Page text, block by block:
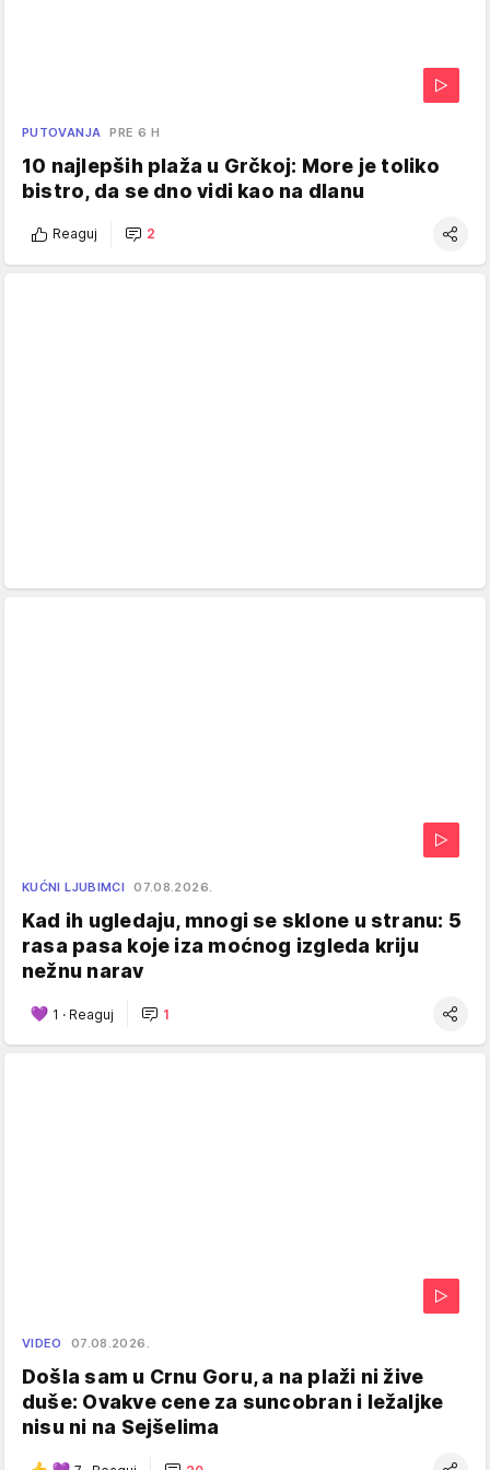
PUTOVANJA PRE 6 H
10 najlepših plaža u Grčkoj: More je toliko
bistro, da se dno vidi kao na dlanu
Reaguj 2
KUĆNI LJUBIMCI 07.08.2026.
Kad ih ugledaju, mnogi se sklone u stranu: 5
rasa pasa koje iza moćnog izgleda kriju
nežnu narav
1 · Reaguj 1
VIDEO 07.08.2026.
Došla sam u Crnu Goru, a na plaži ni žive
duše: Ovakve cene za suncobran i ležaljke
nisu ni na Sejšelima